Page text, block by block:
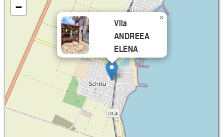
Vila
ANDREEA
ELENA
×
−